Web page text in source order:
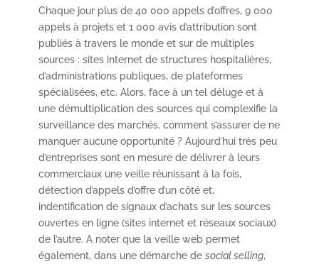
Chaque jour plus de 40 000 appels d’offres, 9 000
appels à projets et 1 000 avis d’attribution sont
publiés à travers le monde et sur de multiples
sources : sites internet de structures hospitalières,
d’administrations publiques, de plateformes
spécialisées, etc. Alors, face à un tel déluge et à
une démultiplication des sources qui complexifie la
surveillance des marchés, comment s’assurer de ne
manquer aucune opportunité ? Aujourd’hui très peu
d’entreprises sont en mesure de délivrer à leurs
commerciaux une veille réunissant à la fois,
détection d’appels d’offre d’un côté et,
indentification de signaux d’achats sur les sources
ouvertes en ligne (sites internet et réseaux sociaux)
de l’autre. A noter que la veille web permet
également, dans une démarche de social selling,